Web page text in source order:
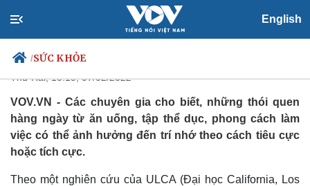
English
/SỨC KHỎE
Chính trị
Đảng
Quốc hội
Xã hội
Giáo dục
Lời khuyên từ chuyên gia để cải
thiện trí nhớ
Thứ Hai, 10:19, 07/02/2022
VOV.VN - Các chuyên gia cho biết, những thói quen
hàng ngày từ ăn uống, tập thể dục, phong cách làm
việc có thể ảnh hưởng đến trí nhớ theo cách tiêu cực
hoặc tích cực.
Theo một nghiên cứu của ULCA (Đại học California, Los